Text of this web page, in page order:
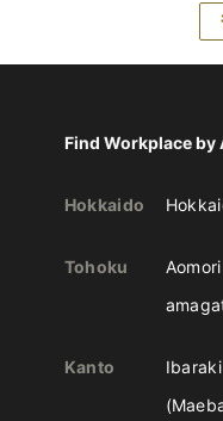
Find Workplace by
Hokkaido
Tohoku Aomori
Kanto Ibaraki